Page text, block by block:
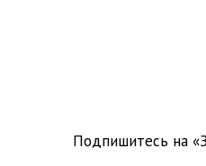
Подпишитесь на